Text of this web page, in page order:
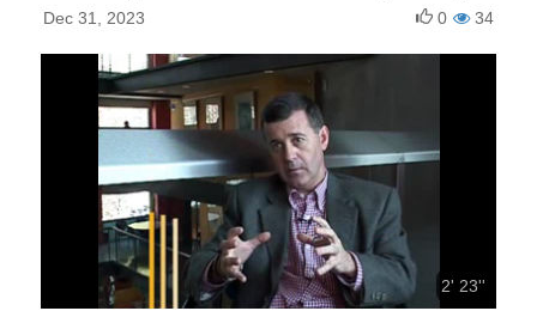
de recuperación
Dec 31, 2023 34
0
2' 23''